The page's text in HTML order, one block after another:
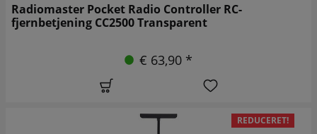
Radiomaster Pocket Radio Controller RC-
fjernbetjening CC2500 Transparent
€ 63,90 *
REDUCERET!